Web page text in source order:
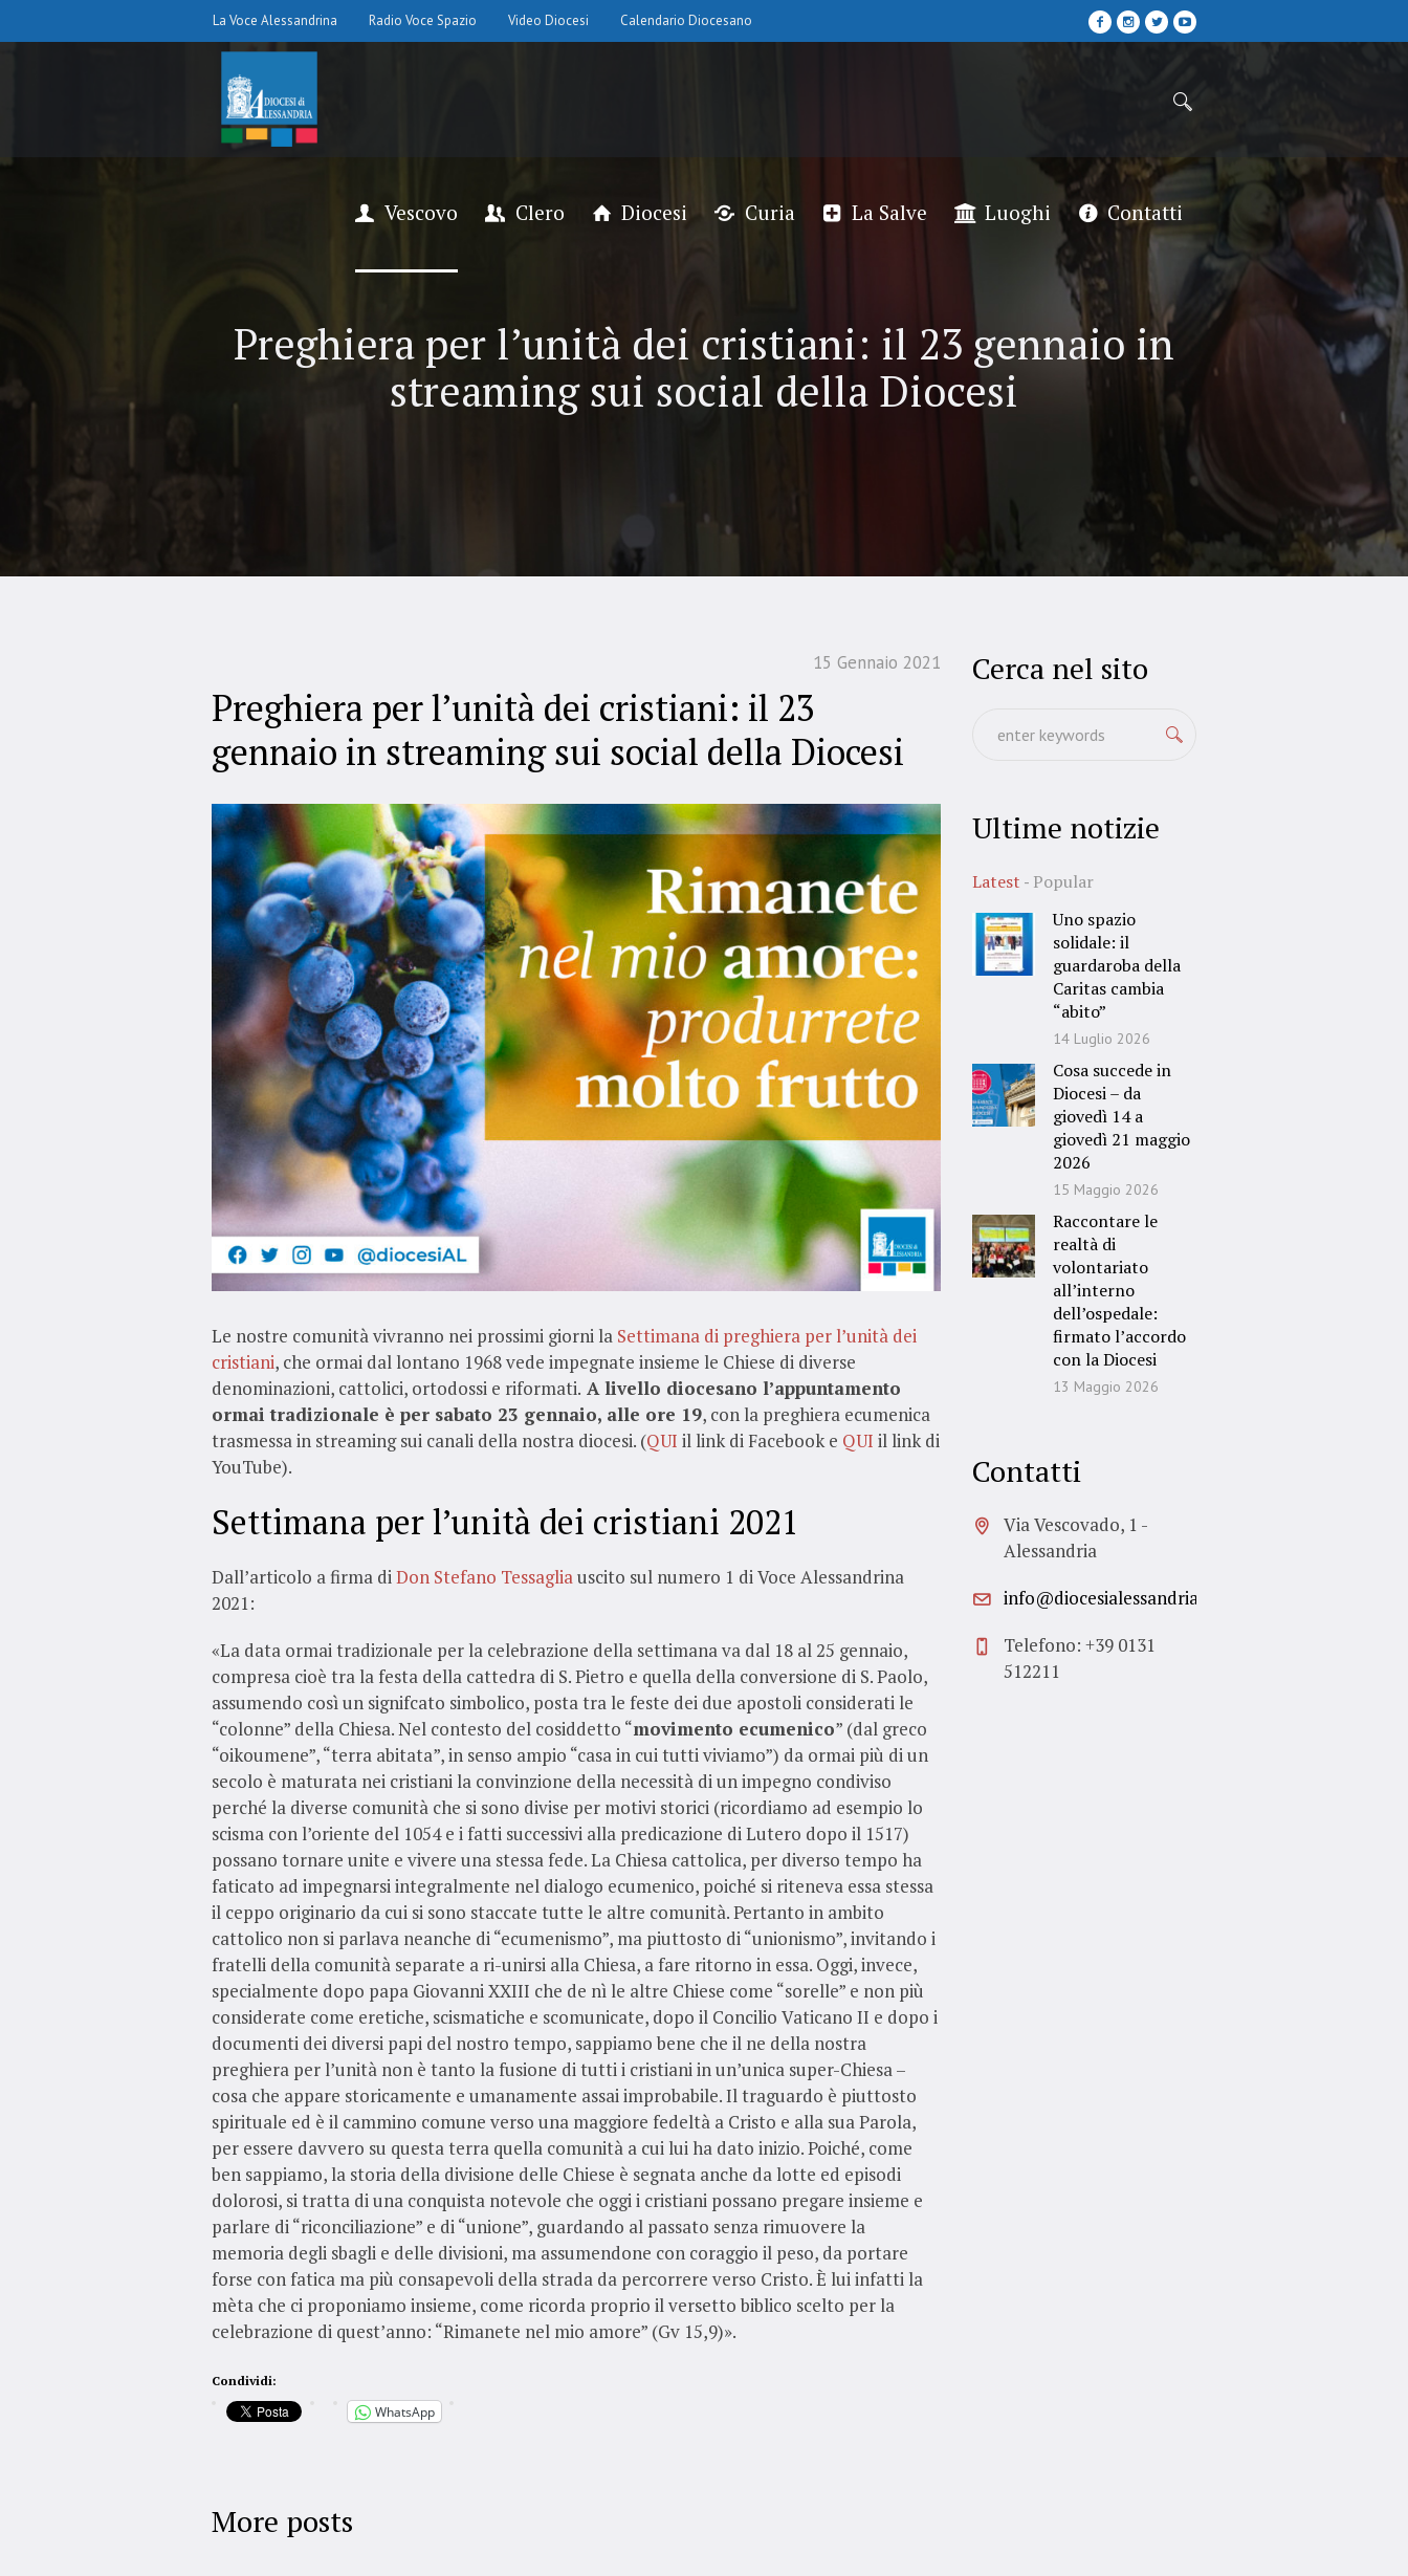
La Voce Alessandrina Radio Voce Spazio Video Diocesi Calendario Diocesano
Vescovo Clero Diocesi Curia La Salve Luoghi Contatti
Preghiera per l’unità dei cristiani: il 23 gennaio in
streaming sui social della Diocesi
15 Gennaio 2021
Preghiera per l’unità dei cristiani: il 23
gennaio in streaming sui social della Diocesi
Le nostre comunità vivranno nei prossimi giorni la Settimana di preghiera per l’unità dei
cristiani, che ormai dal lontano 1968 vede impegnate insieme le Chiese di diverse
denominazioni, cattolici, ortodossi e riformati. A livello diocesano l’appuntamento
ormai tradizionale è per sabato 23 gennaio, alle ore 19, con la preghiera ecumenica
trasmessa in streaming sui canali della nostra diocesi. (QUI il link di Facebook e QUI il link di
YouTube).
Settimana per l’unità dei cristiani 2021
Dall’articolo a firma diDon Stefano Tessagliauscito sul numero 1 di Voce Alessandrina
2021:
«La data ormai tradizionale per la celebrazione della settimana va dal 18 al 25 gennaio,
compresa cioè tra la festa della cattedra di S. Pietro e quella della conversione di S. Paolo,
assumendo così un signifcato simbolico, posta tra le feste dei due apostoli considerati le
“colonne” della Chiesa. Nel contesto del cosiddetto “movimento ecumenico” (dal greco
“oikoumene”, “terra abitata”, in senso ampio “casa in cui tutti viviamo”) da ormai più di un
secolo è maturata nei cristiani la convinzione della necessità di un impegno condiviso
perché la diverse comunità che si sono divise per motivi storici (ricordiamo ad esempio lo
scisma con l’oriente del 1054 e i fatti successivi alla predicazione di Lutero dopo il 1517)
possano tornare unite e vivere una stessa fede. La Chiesa cattolica, per diverso tempo ha
faticato ad impegnarsi integralmente nel dialogo ecumenico, poiché si riteneva essa stessa
il ceppo originario da cui si sono staccate tutte le altre comunità. Pertanto in ambito
cattolico non si parlava neanche di “ecumenismo”, ma piuttosto di “unionismo”, invitando i
fratelli della comunità separate a ri-unirsi alla Chiesa, a fare ritorno in essa. Oggi, invece,
specialmente dopo papa Giovanni XXIII che de nì le altre Chiese come “sorelle” e non più
considerate come eretiche, scismatiche e scomunicate, dopo il Concilio Vaticano II e dopo i
documenti dei diversi papi del nostro tempo, sappiamo bene che il ne della nostra
preghiera per l’unità non è tanto la fusione di tutti i cristiani in un’unica super-Chiesa –
cosa che appare storicamente e umanamente assai improbabile. Il traguardo è piuttosto
spirituale ed è il cammino comune verso una maggiore fedeltà a Cristo e alla sua Parola,
per essere davvero su questa terra quella comunità a cui lui ha dato inizio. Poiché, come
ben sappiamo, la storia della divisione delle Chiese è segnata anche da lotte ed episodi
dolorosi, si tratta di una conquista notevole che oggi i cristiani possano pregare insieme e
parlare di “riconciliazione” e di “unione”, guardando al passato senza rimuovere la
memoria degli sbagli e delle divisioni, ma assumendone con coraggio il peso, da portare
forse con fatica ma più consapevoli della strada da percorrere verso Cristo. È lui infatti la
mèta che ci proponiamo insieme, come ricorda proprio il versetto biblico scelto per la
celebrazione di quest’anno: “Rimanete nel mio amore” (Gv 15,9)».
Condividi:
WhatsApp
More posts
Cerca nel sito
Ultime notizie
Latest
Popular
Uno spazio
solidale: il
guardaroba della
Caritas cambia
“abito”
14 Luglio 2026
Cosa succede in
Diocesi – da
giovedì 14 a
giovedì 21 maggio
2026
15 Maggio 2026
Raccontare le
realtà di
volontariato
all’interno
dell’ospedale:
firmato l’accordo
con la Diocesi
13 Maggio 2026
Contatti
Via Vescovado, 1 -
Alessandria
info@diocesialessandria.it
Telefono: +39 0131
512211